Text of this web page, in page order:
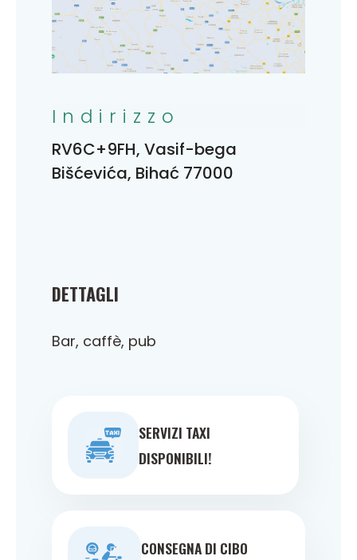
DETTAGLI
Bar, caffè, pub
SERVIZI TAXI
DISPONIBILI!
CONSEGNA DI CIBO
Indirizzo
RV6C+9FH, Vasif-bega
Bišćevića, Bihać 77000